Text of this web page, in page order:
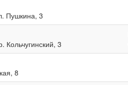
Пушкина, 3
Кольчугинский, 3
8